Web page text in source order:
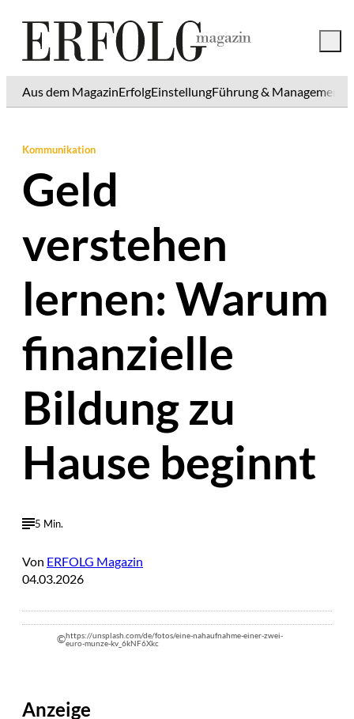
Aus dem MagazinErfolgEinstellungFührung & Management
Kommunikation
Geld
verstehen
lernen: Warum
finanzielle
Bildung zu
Hause beginnt
5 Min.
Von ERFOLG Magazin
04.03.2026
©https://unsplash.com/de/fotos/eine-nahaufnahme-einer-zwei-
euro-munze-kv_6kNF6Xkc
Anzeige